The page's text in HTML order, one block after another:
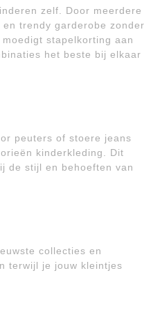
zelf. Door meerdere
trendy garderobe zonder
stapelkorting aan
het beste bij elkaar
peuters of stoere jeans
kinderkleding. Dit
de stijl en behoeften van
collecties en
terwijl je jouw kleintjes